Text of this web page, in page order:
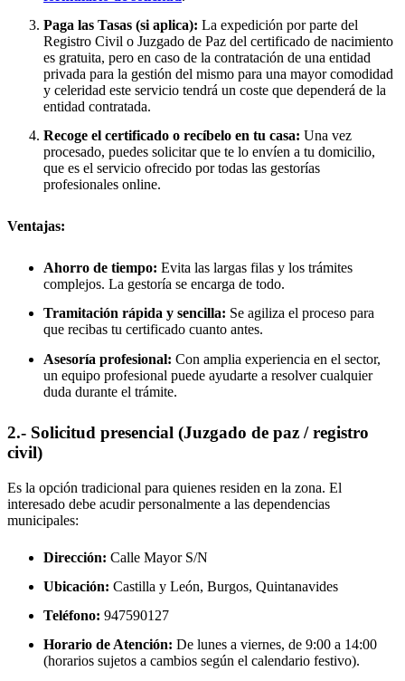
Paga las Tasas (si aplica): La expedición por parte del
Registro Civil o Juzgado de Paz del certificado de nacimiento
es gratuita, pero en caso de la contratación de una entidad
privada para la gestión del mismo para una mayor comodidad
y celeridad este servicio tendrá un coste que dependerá de la
entidad contratada.
Recoge el certificado o recíbelo en tu casa: Una vez
procesado, puedes solicitar que te lo envíen a tu domicilio,
que es el servicio ofrecido por todas las gestorías
profesionales online.
Ventajas:
Ahorro de tiempo: Evita las largas filas y los trámites
complejos. La gestoría se encarga de todo.
Tramitación rápida y sencilla: Se agiliza el proceso para
que recibas tu certificado cuanto antes.
Asesoría profesional: Con amplia experiencia en el sector,
un equipo profesional puede ayudarte a resolver cualquier
duda durante el trámite.
2.- Solicitud presencial (Juzgado de paz / registro
civil)
Es la opción tradicional para quienes residen en la zona. El
interesado debe acudir personalmente a las dependencias
municipales:
Dirección: Calle Mayor S/N
Ubicación: Castilla y León, Burgos, Quintanavides
Teléfono: 947590127
Horario de Atención: De lunes a viernes, de 9:00 a 14:00
(horarios sujetos a cambios según el calendario festivo).